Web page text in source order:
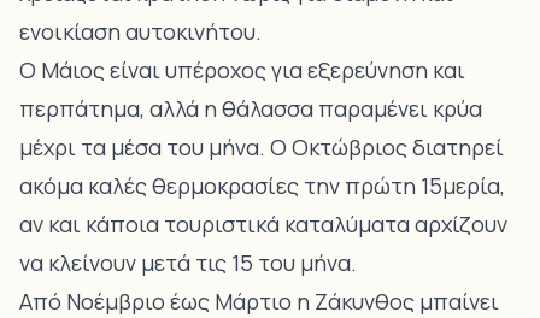
ενοικίαση αυτοκινήτου.
Ο Μάιος είναι υπέροχος για εξερεύνηση και
περπάτημα, αλλά η θάλασσα παραμένει κρύα
μέχρι τα μέσα του μήνα. Ο Οκτώβριος διατηρεί
ακόμα καλές θερμοκρασίες την πρώτη 15μερία,
αν και κάποια τουριστικά καταλύματα αρχίζουν
να κλείνουν μετά τις 15 του μήνα.
Από Νοέμβριο έως Μάρτιο η Ζάκυνθος μπαίνει